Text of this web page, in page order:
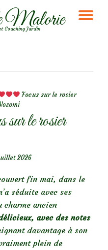
Malorie
Coaching Jardin
Focus sur le rosier
le rosier
2026
fin mai, dans le
séduite avec ses
charme ancien
avec des notes
davantage à son
plein de